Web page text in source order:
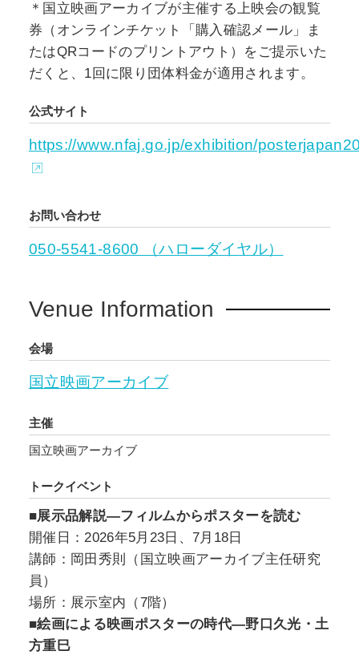
＊国立映画アーカイブが主催する上映会の観覧
券（オンラインチケット「購入確認メール」ま
たはQRコードのプリントアウト）をご提示いた
だくと、1回に限り団体料金が適用されます。
公式サイト
https://www.nfaj.go.jp/exhibition/
お問い合わせ
050-5541-8600 （ハローダイヤル）
Venue Information
会場
国立映画アーカイブ
主催
国立映画アーカイブ
トークイベント
■展示品解説―フィルムからポスターを読む
開催日：2026年5月23日、7月18日
講師：岡田秀則（国立映画アーカイブ主任研究
員）
場所：展示室内（7階）
■絵画による映画ポスターの時代―野口久光・土
方重巳